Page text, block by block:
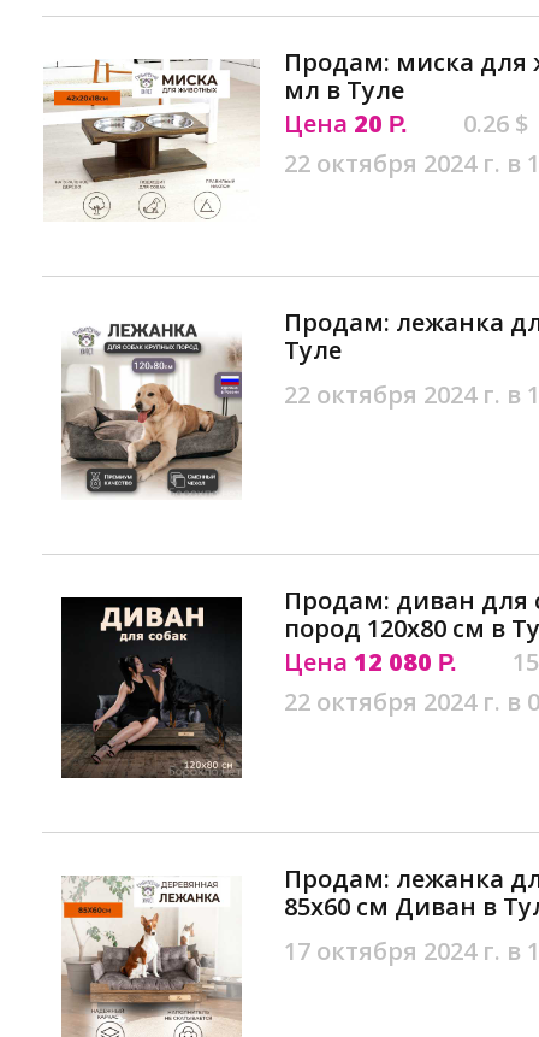
Продам: миска для
мл в Туле
Цена 20 Р.
0.26 $
22 октября 2024 г. в
Продам: лежанка
Туле
22 октября 2024 г. в
Продам: диван для
пород 120х80 см в
Цена 12 080 Р.
22 октября 2024 г. в
Продам: лежанка
85х60 см Диван в
17 октября 2024 г. в